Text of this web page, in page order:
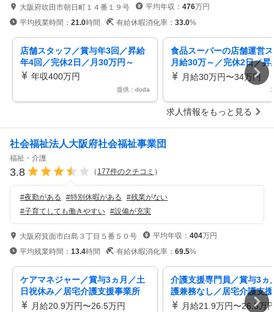
大阪府吹田市朝日町１４番１９号 平均年収： 476万円
平均残業時間： 21.0時間 有給休暇消化率： 33.0%
店舗スタッフ／賞与年3回／昇給
年4回／完休2日／月30万円～
年収400万円
提供：doda
食品スーパーの店舗運営
月給30万～／完休2日／昇
回・賞与年3回／社員定着
月給30万円〜34万円
求人情報をもっと見る
社会福祉法人大阪府社会福祉事業団
福祉・介護
3.8 （ 177件のクチコミ ）
#夜勤がある #特別休暇がある #残業がない
#子育てしても働きやすい #設備が充実
大阪府箕面市白島３丁目５番５０号 平均年収： 404万円
平均残業時間： 13.4時間 有給休暇消化率： 69.5%
ケアマネジャー／賞与3ヵ月／土
日祝休み／居宅介護支援事業所
（ケアマネージャー）
月給20.9万円〜26.5万円
介護支援専門員／賞与3ヵ
護兼務なし／居宅介護支
（ケアマネージャー）
月給21.9万円〜26.5万